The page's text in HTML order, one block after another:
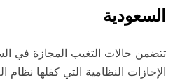
السعودية
تتضمن حالات التغيب المجازة في
الإجازات النظامية التي كفلها نظام